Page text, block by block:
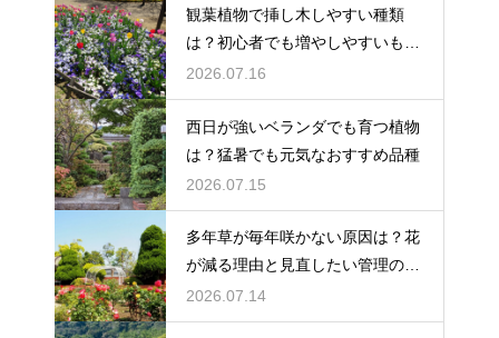
観葉植物で挿し木しやすい種類
は？初心者でも増やしやすいもの
を紹介
2026.07.16
西日が強いベランダでも育つ植物
は？猛暑でも元気なおすすめ品種
2026.07.15
多年草が毎年咲かない原因は？花
が減る理由と見直したい管理のコ
ツ
2026.07.14